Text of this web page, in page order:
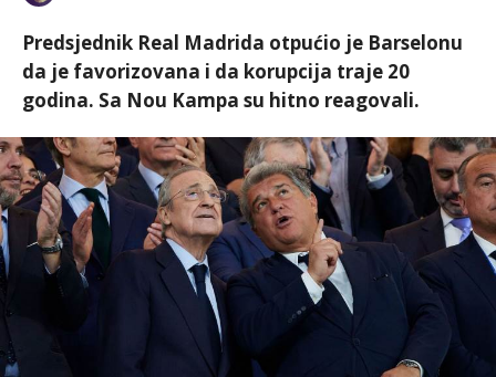
Predsjednik Real Madrida otpućio je Barselonu
da je favorizovana i da korupcija traje 20
godina. Sa Nou Kampa su hitno reagovali.